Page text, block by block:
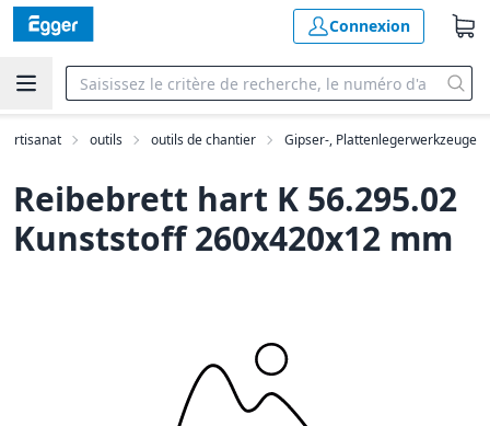
Connexion
outils outils de chantier Gipser-, Plattenlegerwerkzeuge
Reibebrett hart K 56.295.02
Kunststoff 260x420x12 mm